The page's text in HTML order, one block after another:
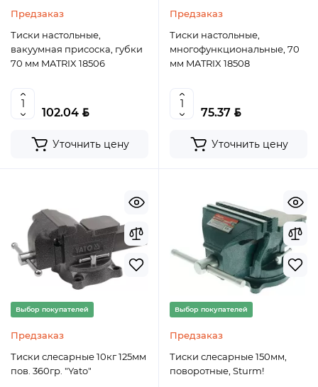
Предзаказ
Тиски настольные,
вакуумная присоска, губки
70 мм MATRIX 18506
102.04 BYN
Уточнить цену
Предзаказ
Тиски настольные,
многофункциональные, 70
мм MATRIX 18508
75.37 BYN
Уточнить цену
Выбор покупателей
Предзаказ
Тиски слесарные 10кг 125мм
пов. 360гр. "Yato"
Выбор покупателей
Предзаказ
Тиски слесарные 150мм,
поворотные, Sturm!